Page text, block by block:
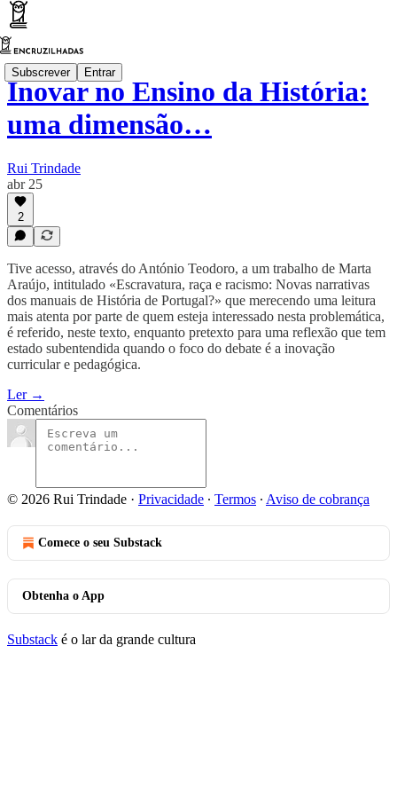
Subscrever Entrar
Inovar no Ensino da História:
uma dimensão…
Rui Trindade
abr 25
2
Tive acesso, através do António Teodoro, a um trabalho de Marta
Araújo, intitulado «Escravatura, raça e racismo: Novas narrativas
dos manuais de História de Portugal?» que merecendo uma leitura
mais atenta por parte de quem esteja interessado nesta problemática,
é referido, neste texto, enquanto pretexto para uma reflexão que tem
estado subentendida quando o foco do debate é a inovação
curricular e pedagógica.
Ler →
Comentários
© 2026 Rui Trindade · Privacidade ∙ Termos ∙ Aviso de cobrança
Comece o seu Substack
Obtenha o App
Substack é o lar da grande cultura